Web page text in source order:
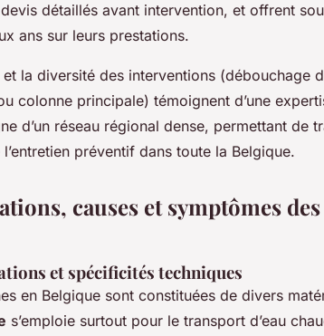
détaillés avant intervention, et offrent
ans sur leurs prestations.
et la diversité des interventions (débouchage
colonne principale) témoignent d’une
d’un réseau régional dense, permettant de
préventif dans toute la Belgique.
causes et symptômes
et spécificités techniques
en Belgique sont constituées de divers
s’emploie surtout pour le transport d’eau